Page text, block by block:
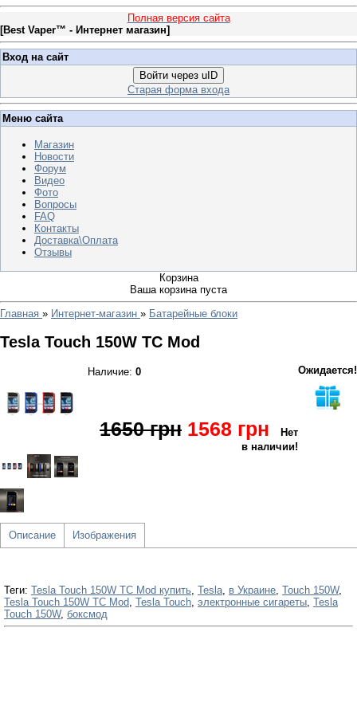
Полная версия сайта
[Best Vaper™ - Интернет магазин]
Вход на сайт
Войти через uID
Старая форма входа
Меню сайта
Магазин
Новости
Форум
Видео
Фото
Вопросы
FAQ
Контакты
Доставка\Оплата
Отзывы
Корзина
Ваша корзина пуста
Главная » Интернет-магазин » Батарейные блоки
Tesla Touch 150W TC Mod
Наличие: 0 Ожидается!
1650 грн 1568 грн
Нет
в наличии!
Описание Изображения
Теги: Tesla Touch 150W TC Mod купить, Tesla, в Украине, Touch 150W,
Tesla Touch 150W TC Mod, Tesla Touch, электронные сигареты, Tesla
Touch 150W, боксмод